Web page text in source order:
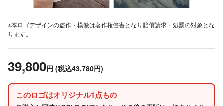
※本ロゴデザインの盗作・模倣は著作権侵害となり賠償請求・処罰の対象とな
ります。
39,800円 (税込43,780円)
このロゴはオリジナル1点もの